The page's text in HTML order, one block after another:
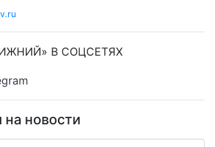
В СОЦСЕТЯХ
на новости